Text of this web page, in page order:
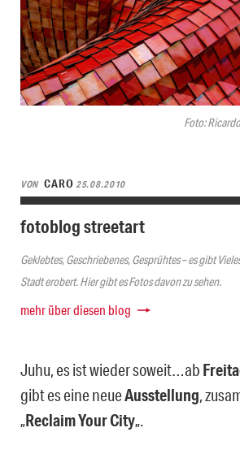
Foto:
VON CARO25.08.2010
fotoblog streetart
Geklebtes, Geschriebenes, Gesprühtes – es gibt
Stadt erobert. Hier gibt es Fotos davon zu sehen.
mehr über diesen blog
Juhu, es ist wieder soweit…ab
gibt es eine neueAusstellung,
„Reclaim Your City„.